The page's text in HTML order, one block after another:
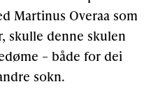
Martinus Overaa som
skulle denne skulen
– både for dei
sokn.